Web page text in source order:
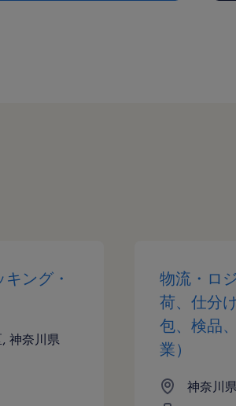
ング・
神奈川県
物流・ロ
荷、仕分
包、検品
業）
神奈川